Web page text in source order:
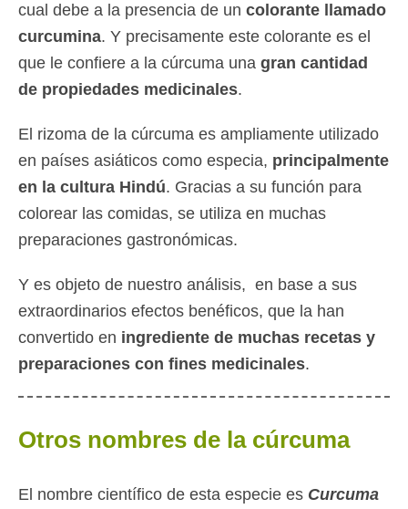
cual debe a la presencia de un colorante llamado
curcumina. Y precisamente este colorante es el
que le confiere a la cúrcuma una gran cantidad
de propiedades medicinales.
El rizoma de la cúrcuma es ampliamente utilizado
en países asiáticos como especia, principalmente
en la cultura Hindú. Gracias a su función para
colorear las comidas, se utiliza en muchas
preparaciones gastronómicas.
Y es objeto de nuestro análisis, en base a sus
extraordinarios efectos benéficos, que la han
convertido en ingrediente de muchas recetas y
preparaciones con fines medicinales.
Otros nombres de la cúrcuma
El nombre científico de esta especie es Curcuma